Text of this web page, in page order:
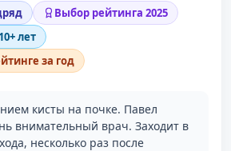
Выбор рейтинга 2025
лет
за год
кисты на почке. Павел
внимательный врач. Заходит в
несколько раз после